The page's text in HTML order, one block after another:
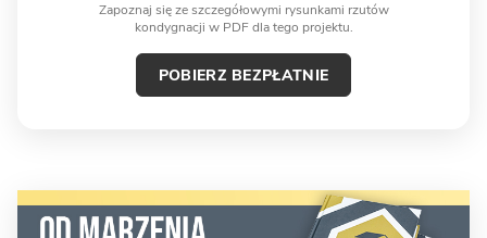
Zapoznaj się ze szczegółowymi rysunkami rzutów
kondygnacji w PDF dla tego projektu.
POBIERZ BEZPŁATNIE